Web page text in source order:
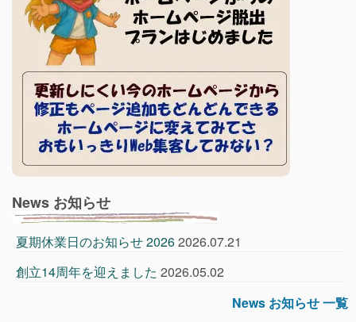
News お知らせ
夏期休業日のお知らせ 20262026.07.21
創立14周年を迎えました 2026.05.02
News お知らせ 一覧